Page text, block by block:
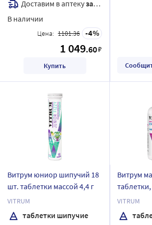
Доставим в аптекузавтра
В наличии
Цена: 1101.36 4
1 049.60₽
Купить
Витрум юниор шипучий 18
шт. таблетки массой 4,4 г
VITRUM
таблетки шипучие
Витрум
VITRUM